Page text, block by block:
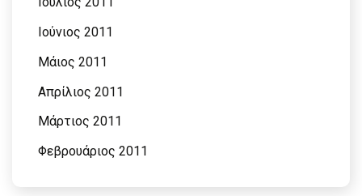
Ιούνιος 2011
Μάιος 2011
Απρίλιος 2011
Μάρτιος 2011
Φεβρουάριος 2011